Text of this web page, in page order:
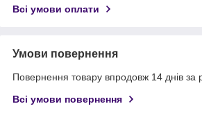
Всі умови оплати
Умови повернення
Повернення товару впродовж 14 днів за
Всі умови повернення